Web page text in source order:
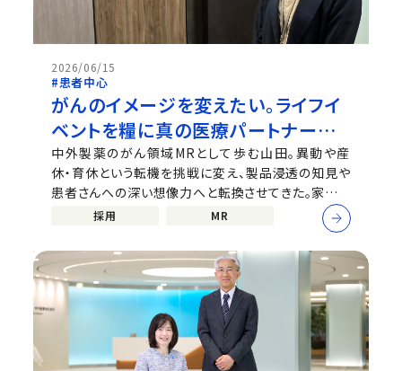
2026/06/15
#患者中心
がんのイメージを変えたい。ライフイ
ベントを糧に真の医療パートナーを
めざすMRの軌跡
中外製薬のがん領域MRとして歩む山田。異動や産
休・育休という転機を挑戦に変え、製品浸透の知見や
患者さんへの深い想像力へと転換させてきた。家族や
チームの温かいサポートと前向きなマインドセットで
フルタイム復帰を果たし、新天地で活躍を続ける山田
が、MRとしてのキャリアやそれを後押しする会社の魅
力を語る。...
採用 MR